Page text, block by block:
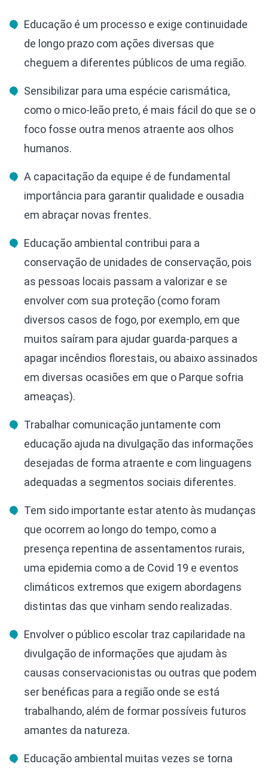
Educação é um processo e exige continuidade
de longo prazo com ações diversas que
cheguem a diferentes públicos de uma região.
Sensibilizar para uma espécie carismática,
como o mico-leão preto, é mais fácil do que se o
foco fosse outra menos atraente aos olhos
humanos.
A capacitação da equipe é de fundamental
importância para garantir qualidade e ousadia
em abraçar novas frentes.
Educação ambiental contribui para a
conservação de unidades de conservação, pois
as pessoas locais passam a valorizar e se
envolver com sua proteção (como foram
diversos casos de fogo, por exemplo, em que
muitos saíram para ajudar guarda-parques a
apagar incêndios florestais, ou abaixo assinados
em diversas ocasiões em que o Parque sofria
ameaças).
Trabalhar comunicação juntamente com
educação ajuda na divulgação das informações
desejadas de forma atraente e com linguagens
adequadas a segmentos sociais diferentes.
Tem sido importante estar atento às mudanças
que ocorrem ao longo do tempo, como a
presença repentina de assentamentos rurais,
uma epidemia como a de Covid 19 e eventos
climáticos extremos que exigem abordagens
distintas das que vinham sendo realizadas.
Envolver o público escolar traz capilaridade na
divulgação de informações que ajudam às
causas conservacionistas ou outras que podem
ser benéficas para a região onde se está
trabalhando, além de formar possíveis futuros
amantes da natureza.
Educação ambiental muitas vezes se torna